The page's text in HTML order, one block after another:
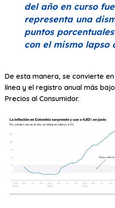
del año en curso
representa una
puntos
con el mismo lapso
De esta manera, se convierte
línea y el registro anual más
Precios al Consumidor.